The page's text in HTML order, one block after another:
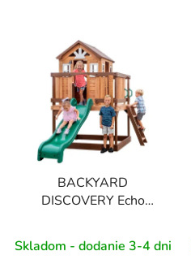
BACKYARD
DISCOVERY Echo
detské ihrisko
Šmykľavka Domček
Skladom - dodanie 3-4 dni